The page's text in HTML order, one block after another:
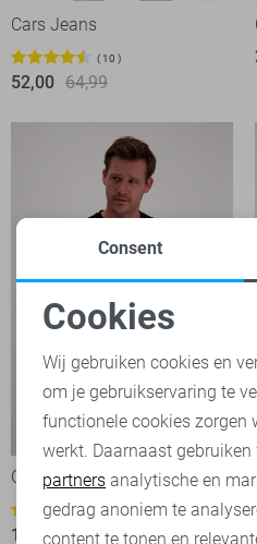
Cars Jeans
10
52,00 64,99
-20%
Cars T-shirt
1
19,95 24,99
Noodzakelijke cookies
Personalisatie cookies
Analytische cookies
Marketing cookies
Consent
Cookies
Wij gebruiken cookies en
om je gebruikservaring te
functionele cookies zorgen
werkt. Daarnaast
partners analytische en
gedrag anoniem te
content te tonen en